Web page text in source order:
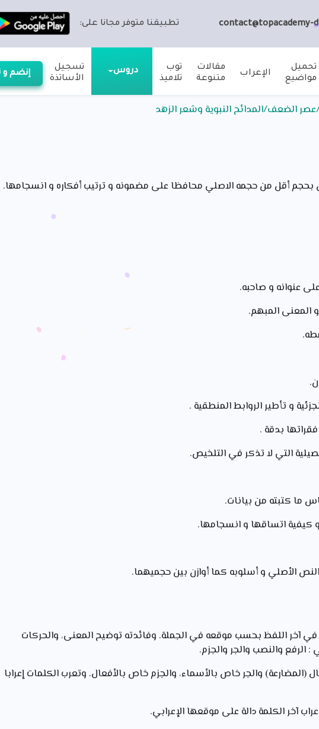
contact@topacademy- تطبيقنا متوفر مجانا على:
تحميل
مواضيع
الإعراب
مقالات
متنوعة
توب
تلاميذ
دروس
تسجيل
الأساتذة
إنضم و
الضعف/المدائح النبوية وشعر الزهد
أقل من حجمه الاصلي محافظا على مضمونه و ترتيب أفكاره و انسجامها.
عنوانه و صاحبه.
المبهم.
و تأطير الروابط المنطقية .
بدقة .
التي لا تذكر في التلخيص.
كتبته من بيانات.
كيفية اتساقها و انسجامها.
الأصلي و أسلوبه كما أوازن بين حجميهما.
في آخر اللفظ بحسب موقعه في الجملة. وفائدته توضیح المعنى، والحركات
: الرفع والنصب والجر والجزم.
(المضارعة) والجر خاص بالأسماء، والجزم خاص بالأفعال. وتعرب الكلمات إعرابا
آخر الكلمة دالة على موقعها الإعرابي.